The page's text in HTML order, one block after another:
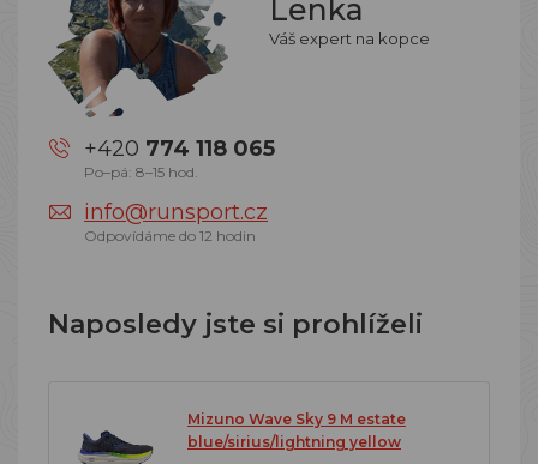
Lenka
Váš expert na kopce
+420 774 118 065
Po–pá: 8–15 hod.
info@runsport.cz
Odpovídáme do 12 hodin
Naposledy jste si prohlíželi
Mizuno Wave Sky 9 M estate
blue/sirius/lightning yellow